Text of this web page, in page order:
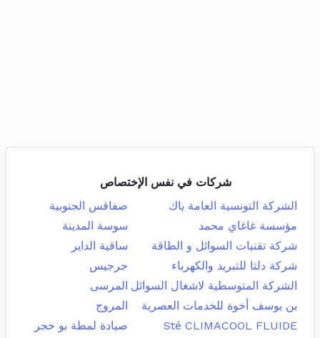
شركات في نفس الإختصاص
الشركة التونسية العامة ياك
صفاقس الجنوبية
مؤسسة غاغاي محمد
سوسة المدينة
شركة تقنيات السوائل و الطاقة
ساقية الداير
شركة دلتا للتبريد والكهرباء
جرجيس
الشركة المتوسطية لاشغال السوائل المرسى
بن يوسف أخوة للخدمات العصرية
المروج
Sté CLIMACOOL FLUIDE
صيادة لمطة بو حجر